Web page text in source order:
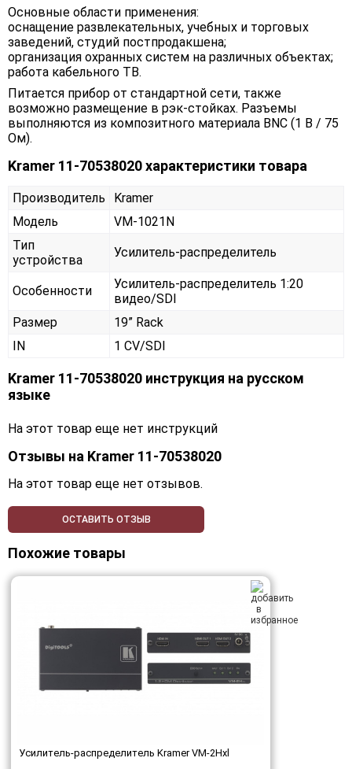
Основные области применения:
оснащение развлекательных, учебных и торговых
заведений, студий постпродакшена;
организация охранных систем на различных объектах;
работа кабельного ТВ.
Питается прибор от стандартной сети, также
возможно размещение в рэк-стойках. Разъемы
выполняются из композитного материала BNC (1 B / 75
Ом).
Kramer 11-70538020 характеристики товара
Производитель
Kramer
Модель
VM-1021N
Тип
устройства
Усилитель-распределитель
Особенности
Усилитель-распределитель 1:20
видео/SDI
Размер
19” Rack
IN
1 CV/SDI
Kramer 11-70538020 инструкция на русском
языке
На этот товар еще нет инструкций
Отзывы на Kramer 11-70538020
На этот товар еще нет отзывов.
ОСТАВИТЬ ОТЗЫВ
Похожие товары
Усилитель-распределитель Kramer VM-2Hxl